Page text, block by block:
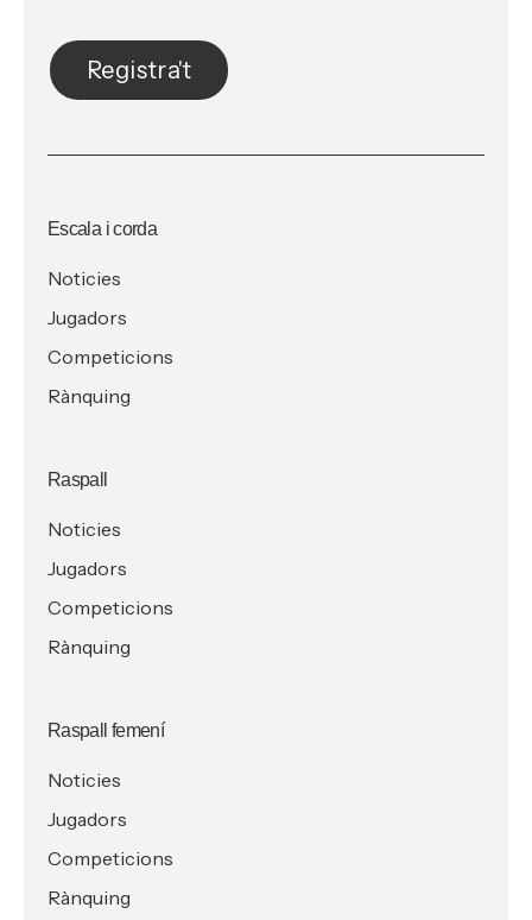
Registra't
Escala i corda
Noticies
Jugadors
Competicions
Rànquing
Raspall
Noticies
Jugadors
Competicions
Rànquing
Raspall femení
Noticies
Jugadors
Competicions
Rànquing